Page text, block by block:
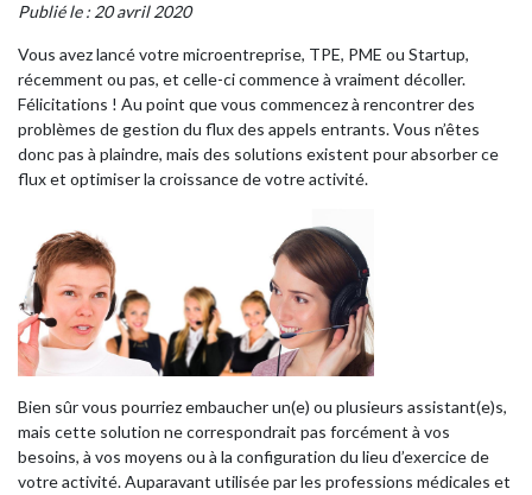
Publié le : 20 avril 2020
Vous avez lancé votre microentreprise, TPE, PME ou Startup,
récemment ou pas, et celle-ci commence à vraiment décoller.
Félicitations ! Au point que vous commencez à rencontrer des
problèmes de gestion du flux des appels entrants. Vous n’êtes
donc pas à plaindre, mais des solutions existent pour absorber ce
flux et optimiser la croissance de votre activité.
Bien sûr vous pourriez embaucher un(e) ou plusieurs assistant(e)s,
mais cette solution ne correspondrait pas forcément à vos
besoins, à vos moyens ou à la configuration du lieu d’exercice de
votre activité. Auparavant utilisée par les professions médicales et